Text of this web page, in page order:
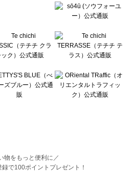
物をもっと便利に／
で100ポイントプレゼント！